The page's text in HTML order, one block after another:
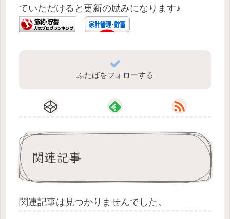
ていただけると更新の励みになります♪
ふたばをフォローする
関連記事
関連記事は見つかりませんでした。